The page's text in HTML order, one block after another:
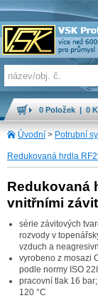
0 Položek | 0
Úvodní > Potrubní
Redukovaná hrdla
Redukovaná
vnitřními
série závitových
rozvody v
vzduch a
vyrobeno z mosazi
podle normy ISO
pracovní tlak 16
120 °C